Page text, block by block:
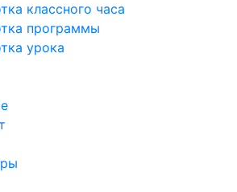
классного часа
программы
урока